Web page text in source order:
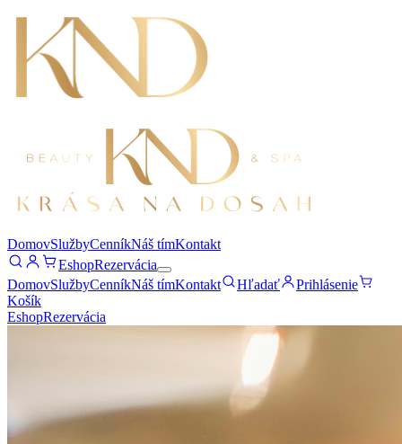
DomovSlužbyCenníkNáš tímKontakt
EshopRezervácia
DomovSlužbyCenníkNáš tímKontakt Hľadať
Prihlásenie
Košík
EshopRezervácia